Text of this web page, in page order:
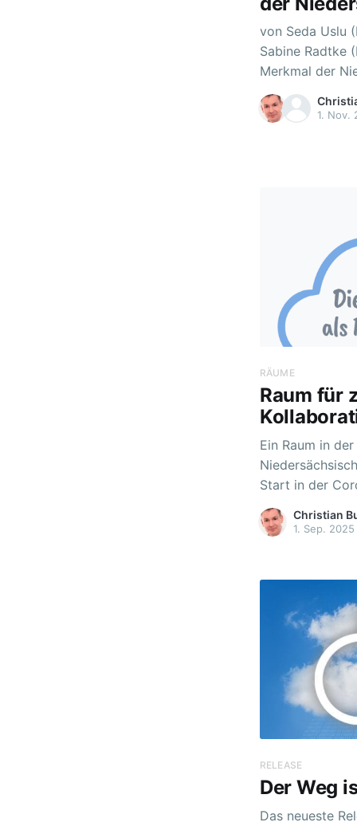
von Seda Uslu
Sabine Radtke (MK) Kollaboration ist
Merkmal der
Ergebnisse
digitale Medien
1. Nov.
RÄUME
Raum für
Ein Raum in der
Start in der
Christian
1. Sep. 2025
RELEASE
Der Weg
Das neueste